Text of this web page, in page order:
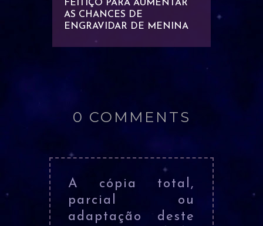
FEITIÇO PARA AUMENTAR
AS CHANCES DE
ENGRAVIDAR DE MENINA
0 COMMENTS
A cópia total,
parcial ou
adaptação deste